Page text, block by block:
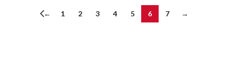
【PROTON 普騰】R32
冷暖變頻 TPRO系列 52